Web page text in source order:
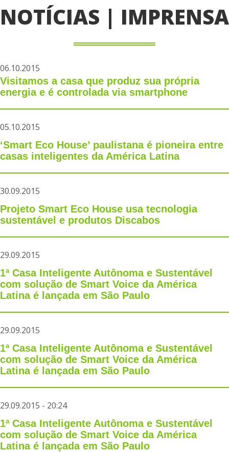
NOTÍCIAS | IMPRENSA
06.10.2015
Visitamos a casa que produz sua própria
energia e é controlada via smartphone
05.10.2015
‘Smart Eco House’ paulistana é pioneira entre
casas inteligentes da América Latina
30.09.2015
Projeto Smart Eco House usa tecnologia
sustentável e produtos Discabos
29.09.2015
1ª Casa Inteligente Autônoma e Sustentável
com solução de Smart Voice da América
Latina é lançada em São Paulo
29.09.2015
1ª Casa Inteligente Autônoma e Sustentável
com solução de Smart Voice da América
Latina é lançada em São Paulo
29.09.2015 - 20:24
1ª Casa Inteligente Autônoma e Sustentável
com solução de Smart Voice da América
Latina é lançada em São Paulo